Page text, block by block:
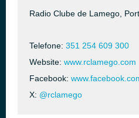
Radio Clube de Lamego,
Telefone: 351 254 609 300
Website: www.rclamego.com
Facebook:
X: @rclamego